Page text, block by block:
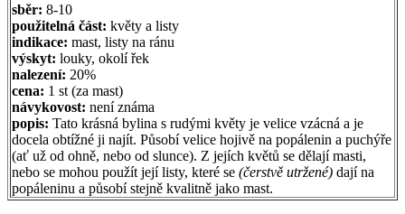
sběr: 8-10
použitelná část: květy a listy
indikace: mast, listy na ránu
výskyt: louky, okolí řek
nalezení: 20%
cena: 1 st (za mast)
návykovost: není známa
popis: Tato krásná bylina s rudými květy je velice vzácná a je
docela obtížné ji najít. Působí velice hojivě na popálenin a puchýře
(ať už od ohně, nebo od slunce). Z jejích květů se dělají masti,
nebo se mohou použít její listy, které se (čerstvě utržené) dají na
popáleninu a působí stejně kvalitně jako mast.